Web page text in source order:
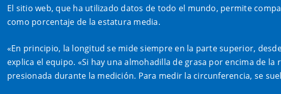
El sitio web, que ha utilizado datos de todo el mundo, permite
como porcentaje de la estatura media.
«En principio, la longitud se mide siempre en la parte superior,
explica el equipo. «Si hay una almohadilla de grasa por encima de
presionada durante la medición. Para medir la circunferencia, se